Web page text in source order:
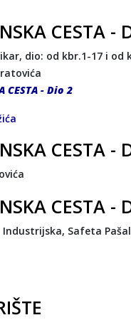
CESTA -
dio: od kbr.1-17 i od
CESTA - Dio 2
CESTA -
CESTA -
Industrijska, Safeta